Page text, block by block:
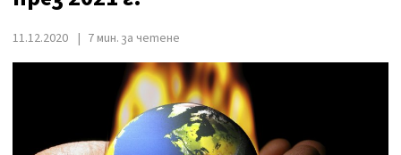
11.12.2020 7 мин. за четене